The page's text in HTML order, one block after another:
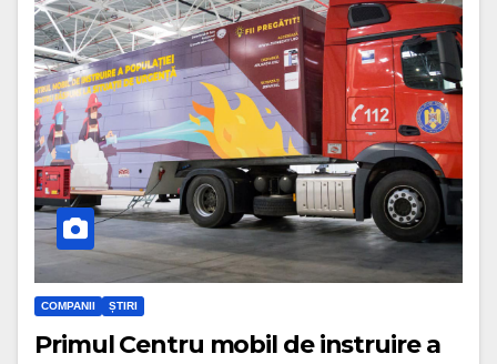
COMPANII ȘTIRI
Primul Centru mobil de instruire a